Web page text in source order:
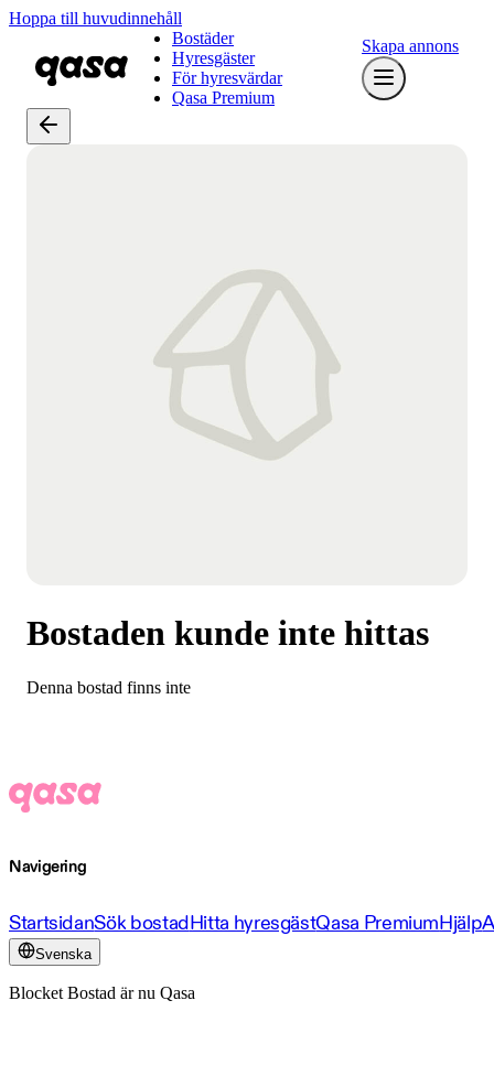
Hoppa till huvudinnehåll
Bostäder
Hyresgäster
För hyresvärdar
Qasa Premium
Skapa annons
Bostaden kunde inte hittas
Denna bostad finns inte
Navigering
StartsidanSök bostadHitta hyresgästQasa PremiumHjälp
Svenska
Blocket Bostad är nu Qasa